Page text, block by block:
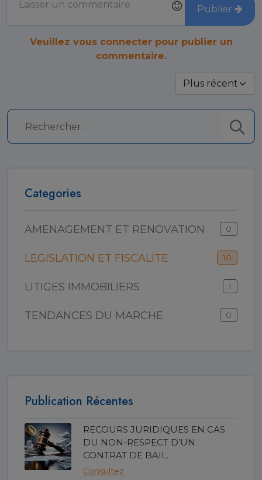
Publier
Veuillez vous connecter pour publier un
commentaire.
Categories
AMENAGEMENT ET RENOVATION 0
LEGISLATION ET FISCALITE 10
LITIGES IMMOBILIERS 1
TENDANCES DU MARCHE 0
Publication Récentes
RECOURS JURIDIQUES EN CAS
DU NON-RESPECT D’UN
CONTRAT DE BAIL.
Consultez